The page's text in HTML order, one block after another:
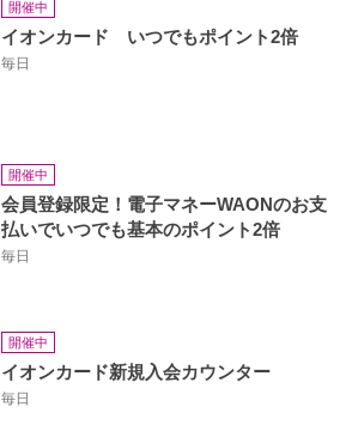
開催中
イオンカード いつでもポイント2倍
毎日
開催中
会員登録限定！電子マネーWAONのお支
払いでいつでも基本のポイント2倍
毎日
開催中
イオンカード新規入会カウンター
毎日